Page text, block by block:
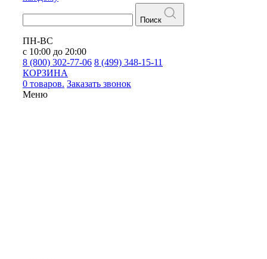
Поиск
ПН-ВС
с 10:00 до 20:00
8 (800) 302-77-06 8 (499) 348-15-11
КОРЗИНА
0 товаров. Заказать звонок
Меню